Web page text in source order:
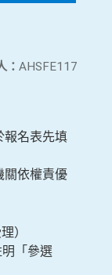
： AHSFE117
報名表先填
關依權責優
）
「參選